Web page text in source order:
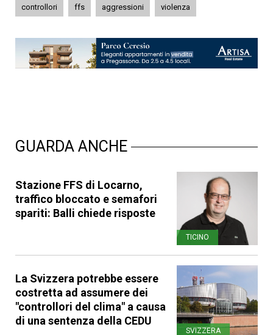
controllori ffs aggressioni violenza
GUARDA ANCHE
Stazione FFS di Locarno,
traffico bloccato e semafori
spariti: Balli chiede risposte
TICINO
La Svizzera potrebbe essere
costretta ad assumere dei
"controllori del clima" a causa
di una sentenza della CEDU
SVIZZERA